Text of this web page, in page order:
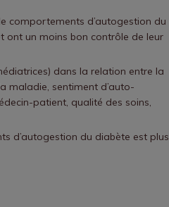
comportements d’autogestion du
ont un moins bon contrôle de leur
dans la relation entre la
maladie, sentiment d’auto-
patient, qualité des soins,
d’autogestion du diabète est plus